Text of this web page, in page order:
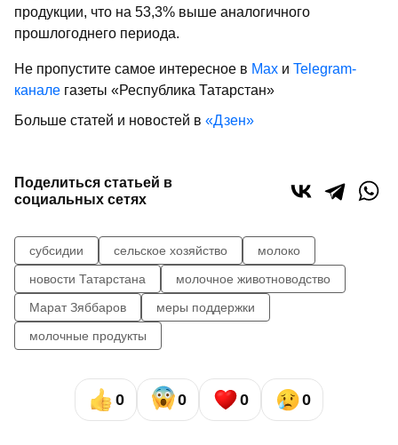
продукции, что на 53,3% выше аналогичного
прошлогоднего периода.
Не пропустите самое интересное в Max и Telegram-
канале газеты «Республика Татарстан»
Больше статей и новостей в «Дзен»
Поделиться статьей в
социальных сетях
субсидии сельское хозяйство
молоко
новости Татарстана
молочное животноводство
Марат Зяббаров
меры поддержки
молочные продукты
0 0 0 0